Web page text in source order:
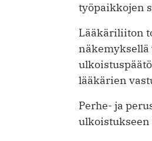
työpaikkojen
Lääkäriliiton
lääkärien
Perhe- ja